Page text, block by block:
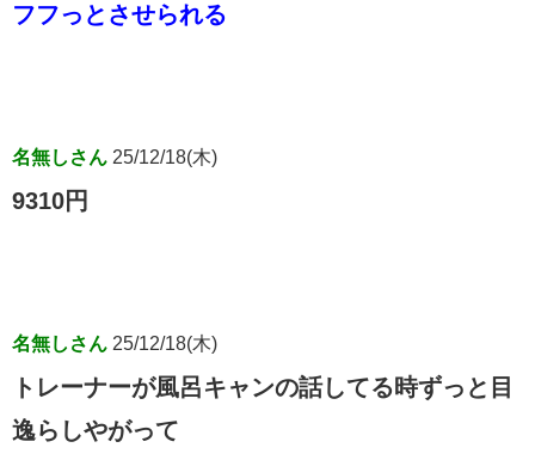
フフっとさせられる
名無しさん 25/12/18(木)
9310円
名無しさん 25/12/18(木)
トレーナーが風呂キャンの話してる時ずっと目
逸らしやがって